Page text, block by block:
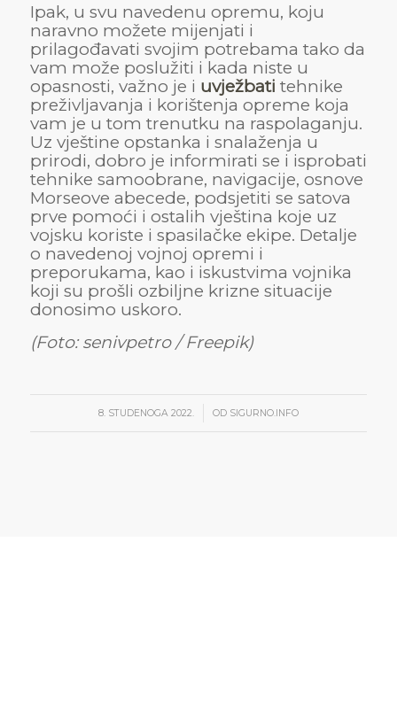
Ipak, u svu navedenu opremu, koju
naravno možete mijenjati i
prilagođavati svojim potrebama tako da
vam može poslužiti i kada niste u
opasnosti, važno je i uvježbati tehnike
preživljavanja i korištenja opreme koja
vam je u tom trenutku na raspolaganju.
Uz vještine opstanka i snalaženja u
prirodi, dobro je informirati se i isprobati
tehnike samoobrane, navigacije, osnove
Morseove abecede, podsjetiti se satova
prve pomoći i ostalih vještina koje uz
vojsku koriste i spasilačke ekipe. Detalje
o navedenoj vojnoj opremi i
preporukama, kao i iskustvima vojnika
koji su prošli ozbiljne krizne situacije
donosimo uskoro.
(Foto: senivpetro / Freepik)
8. STUDENOGA 2022.
/ OD SIGURNO.INFO